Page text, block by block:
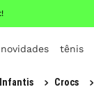
novidades tênis
Infantis Crocs